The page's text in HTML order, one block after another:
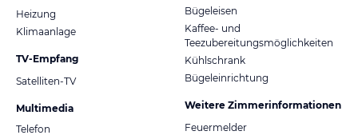
Heizung
Klimaanlage
TV-Empfang
Satelliten-TV
Multimedia
Telefon
Bügeleisen
Kaffee- und
Teezubereitungsmöglichkeiten
Kühlschrank
Bügeleinrichtung
Weitere Zimmerinformationen
Feuermelder